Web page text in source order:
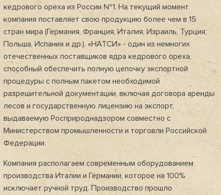
кедрового ореха из России №1. На текущий момент
компания поставляет свою продукцию более чем в 15
стран мира (Германия, Франция, Италия, Израиль, Турция,
Польша, Испания и др.). «НАТСИ» - один из немногих
отечественных поставщиков ядра кедрового ореха,
способный обеспечить полную цепочку экспортной
процедуры с полным пакетом необходимой
разрешительной документации, включая договора аренды
лесов и государственную лицензию на экспорт,
выдаваемую Росприроднадзором совместно с
Министерством промышленности и торговли Российской
Федерации.
Компания располагаем современным оборудованием
производства Италии и Германии, которое на 100%
исключает ручной труд. Производство прошло